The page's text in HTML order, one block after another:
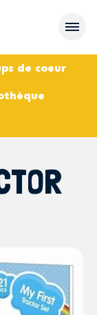
de coeur